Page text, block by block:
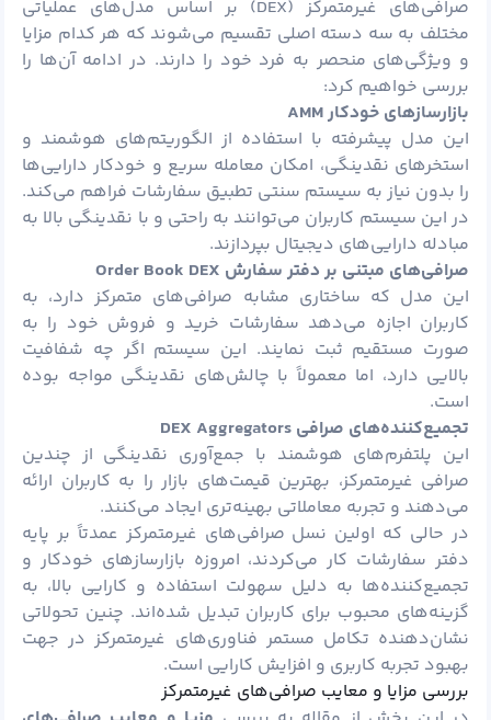
صرافی‌های غیرمتمرکز (DEX) بر اساس مدل‌های عملیاتی
مختلف به سه دسته اصلی تقسیم می‌شوند که هر کدام مزایا
و ویژگی‌های منحصر به فرد خود را دارند. در ادامه آن‌ها را
بررسی خواهیم کرد:
بازارسازهای خودکارAMM
این مدل پیشرفته با استفاده از الگوریتم‌های هوشمند و
استخرهای نقدینگی، امکان معامله سریع و خودکار دارایی‌ها
را بدون نیاز به سیستم سنتی تطبیق سفارشات فراهم می‌کند.
در این سیستم کاربران می‌توانند به راحتی و با نقدینگی بالا به
مبادله دارایی‌های دیجیتال بپردازند.
صرافی‌های مبتنی بر دفتر سفارش Order Book DEX
این مدل که ساختاری مشابه صرافی‌های متمرکز دارد، به
کاربران اجازه می‌دهد سفارشات خرید و فروش خود را به
صورت مستقیم ثبت نمایند. این سیستم اگر چه شفافیت
بالایی دارد، اما معمولاً با چالش‌های نقدینگی مواجه بوده
است.
تجمیع‌کننده‌های صرافی DEX Aggregators
این پلتفرم‌های هوشمند با جمع‌آوری نقدینگی از چندین
صرافی غیرمتمرکز، بهترین قیمت‌های بازار را به کاربران ارائه
می‌دهند و تجربه معاملاتی بهینه‌تری ایجاد می‌کنند.
در حالی که اولین نسل صرافی‌های غیرمتمرکز عمدتاً بر پایه
دفتر سفارشات کار می‌کردند، امروزه بازارسازهای خودکار و
تجمیع‌کننده‌ها به دلیل سهولت استفاده و کارایی بالا، به
گزینه‌های محبوب برای کاربران تبدیل شده‌اند. چنین تحولاتی
نشان‌دهنده تکامل مستمر فناوری‌های غیرمتمرکز در جهت
بهبود تجربه کاربری و افزایش کارایی است.
بررسی مزایا و معایب صرافی‌های غیرمتمرکز